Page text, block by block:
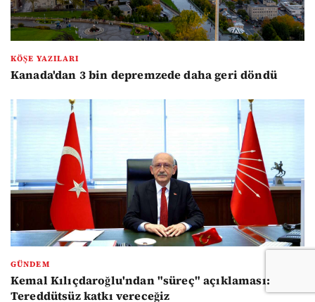
KÖŞE YAZILARI
Kanada'dan 3 bin depremzede daha geri döndü
GÜNDEM
Kemal Kılıçdaroğlu'ndan "süreç" açıklaması:
Tereddütsüz katkı vereceğiz